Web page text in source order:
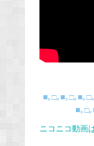
■｡□｡■｡□｡■｡□
■｡□
ニコニコ動画